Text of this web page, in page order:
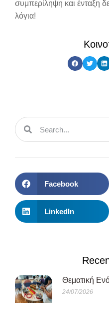
συμπερίληψη και ένταξη
λόγια!
Facebook
LinkedIn
Θεματική
24/07/2026